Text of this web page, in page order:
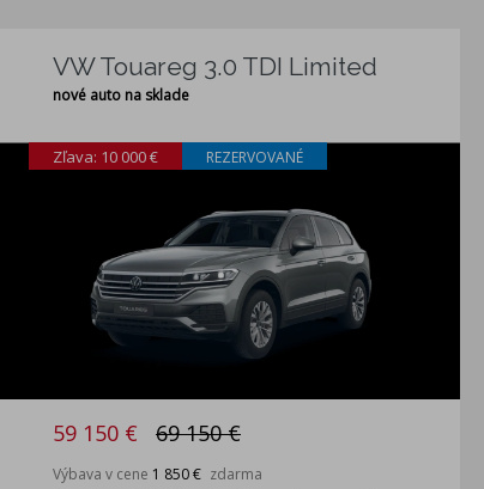
VW Touareg 3.0 TDI Limited
nové auto na sklade
Zľava: 10 000 € REZERVOVANÉ
59 150 € 69 150 €
Výbava v cene 1 850 € zdarma